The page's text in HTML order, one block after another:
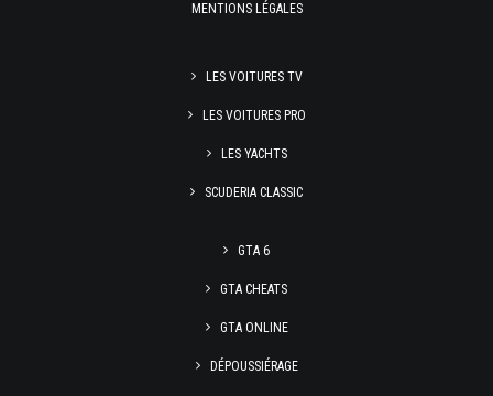
MENTIONS LÉGALES
LES VOITURES TV
LES VOITURES PRO
LES YACHTS
SCUDERIA CLASSIC
GTA 6
GTA CHEATS
GTA ONLINE
DÉPOUSSIÉRAGE